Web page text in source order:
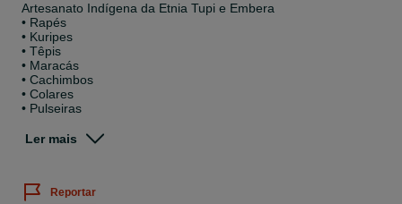
Artesanato Indígena da Etnia Tupi e Embera
• Rapés
• Kuripes
• Têpis
• Maracás
• Cachimbos
• Colares
• Pulseiras
• Anéis
Instrumentos de Poder que trazem força e proteção espiritual.
Ler mais
Reportar